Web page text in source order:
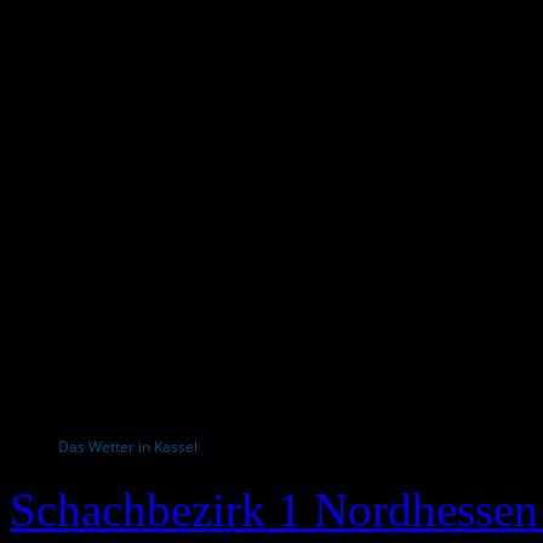
Das Wetter in Kassel
Schachbezirk 1